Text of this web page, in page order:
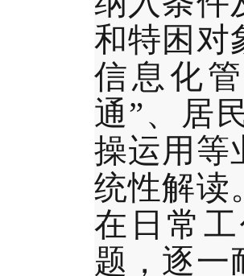
和特困对
信息化
通”、居
操运用等
统性解读
在日常
题，逐一